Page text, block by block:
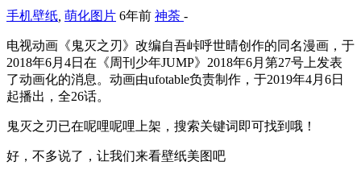
手机壁纸 萌化图片 6年前 神荼 -
电视动画《鬼灭之刃》改编自吾峠呼世晴创作的同名漫画，于
2018年6月4日在《周刊少年JUMP》2018年6月第27号上发表
了动画化的消息。动画由ufotable负责制作，于2019年4月6日
起播出，全26话。
鬼灭之刃已在呢哩呢哩上架，搜索关键词即可找到哦！
好，不多说了，让我们来看壁纸美图吧